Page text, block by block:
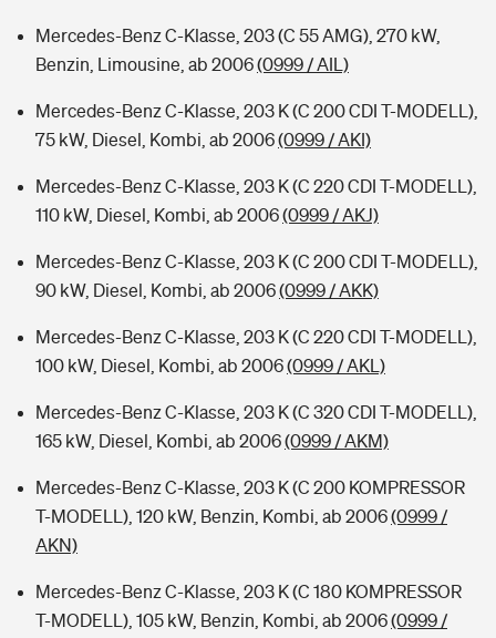
Mercedes-Benz C-Klasse, 203 (C 55 AMG), 270 kW,
Benzin, Limousine, ab 2006(0999 / AIL)
Mercedes-Benz C-Klasse, 203 K (C 200 CDI T-MODELL),
75 kW, Diesel, Kombi, ab 2006(0999 / AKI)
Mercedes-Benz C-Klasse, 203 K (C 220 CDI T-MODELL),
110 kW, Diesel, Kombi, ab 2006(0999 / AKJ)
Mercedes-Benz C-Klasse, 203 K (C 200 CDI T-MODELL),
90 kW, Diesel, Kombi, ab 2006(0999 / AKK)
Mercedes-Benz C-Klasse, 203 K (C 220 CDI T-MODELL),
100 kW, Diesel, Kombi, ab 2006(0999 / AKL)
Mercedes-Benz C-Klasse, 203 K (C 320 CDI T-MODELL),
165 kW, Diesel, Kombi, ab 2006(0999 / AKM)
Mercedes-Benz C-Klasse, 203 K (C 200 KOMPRESSOR
T-MODELL), 120 kW, Benzin, Kombi, ab 2006(0999 /
AKN)
Mercedes-Benz C-Klasse, 203 K (C 180 KOMPRESSOR
T-MODELL), 105 kW, Benzin, Kombi, ab 2006(0999 /